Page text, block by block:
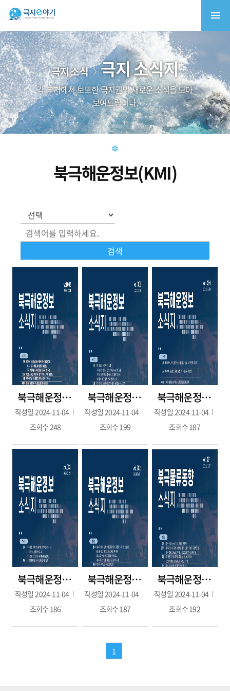
극지 소식 극지 소식지
각 부처에서 보도한 극지권의 새로운 소식을 모아
보여드립니다.
북극해운정보(KMI)
북극해운정보 6호(2024.10.31.)
작성일 2024-11-04
조회수248
북극해운정보 5호(2024.09.30.)
작성일 2024-11-04
조회수199
북극해운정보 4호(2024.08.30.)
작성일 2024-11-04
조회수187
북극해운정보 3호(2024.07.29.)
작성일 2024-11-04
조회수 186
북극해운정보 2호(2024.06.21.)
작성일 2024-11-04
조회수187
북극해운정보 1호(2024.05.17.)
작성일 2024-11-04
조회수192
1